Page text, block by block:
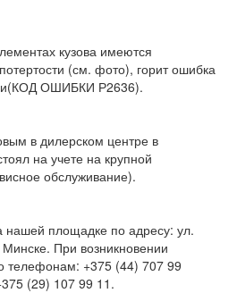
кузова имеются
(см. фото), горит ошибка
ОШИБКИ Р2636).
в дилерском центре в
на учете на крупной
обслуживание).
нашей площадке по адресу: ул.
При возникновении
телефонам: +375 (44) 707 99
(29) 107 99 11.